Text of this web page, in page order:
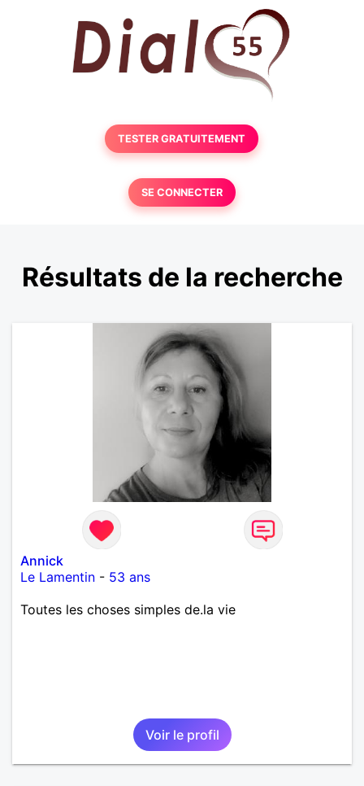
TESTER GRATUITEMENT
SE CONNECTER
Résultats de la recherche
Annick
Le Lamentin - 53 ans
Toutes les choses simples de.la vie
Voir le profil